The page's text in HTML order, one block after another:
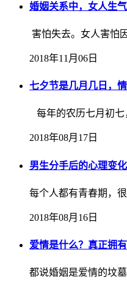
婚姻关系中，女人生
害怕失去。女人害怕
2018年11月06日
七夕节是几月几日，
每年的农历七月初七
2018年08月17日
男生分手后的心理变
每个人都有青春期，
2018年08月16日
爱情是什么？真正拥
都说婚姻是爱情的坟